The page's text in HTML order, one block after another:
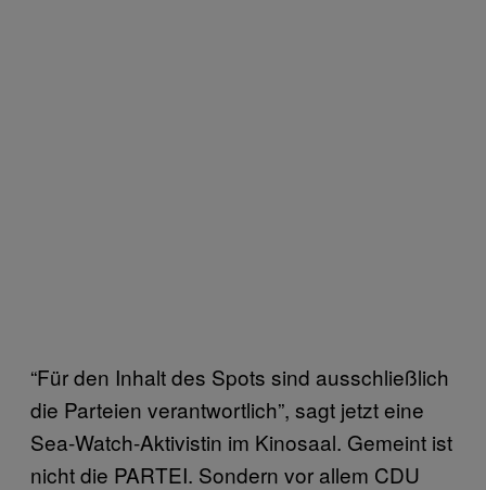
“Für den Inhalt des Spots sind ausschließlich
die Parteien verantwortlich”, sagt jetzt eine
Sea-Watch-Aktivistin im Kinosaal. Gemeint ist
nicht die PARTEI. Sondern vor allem CDU